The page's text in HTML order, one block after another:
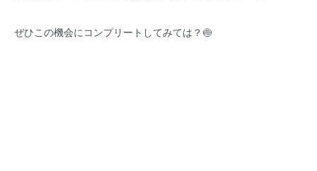
ぜひこの機会にコンプリートしてみては？🍥